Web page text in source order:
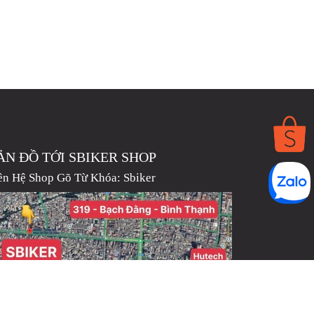
ĐỒ TỚI SBIKER SHOP
Hệ Shop Gõ Từ Khóa: Sbiker